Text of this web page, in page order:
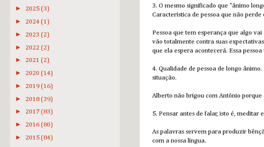
3. O mesmo significado que "ânimo
Característica de pessoa que não
Pessoa que tem esperança que algo
vão totalmente contra suas
que ela espera acontecerá. Essa pessoa
4. Qualidade de pessoa de longo
situação.
Alberto não brigou com Antônio porque
5. Pensar antes de falar, isto é,
As palavras servem para produzir
com a nossa língua.
► 2025 (3)
► 2024 (1)
► 2023 (2)
► 2022 (2)
► 2021 (2)
► 2020 (14)
► 2019 (16)
► 2018 (39)
► 2017 (83)
► 2016 (80)
► 2015 (84)